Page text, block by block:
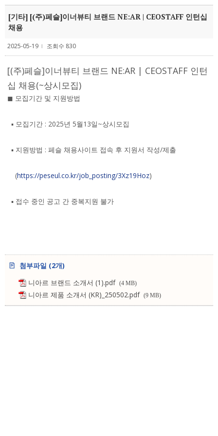
[기타] [(주)페슬]이너뷰티 브랜드 NE:AR | CEOSTAFF 인턴십
채용
2025-05-19 l 조회수 830
[(주)페슬]이너뷰티 브랜드 NE:AR | CEOSTAFF 인턴
십 채용(~상시모집)
◼ 모집기간 및 지원방법
▪ 모집기간 : 2025년 5월13일~상시모집
▪ 지원방법 : 페슬 채용사이트 접속 후 지원서 작성/제출
(https://peseul.co.kr/job_posting/3Xz19Hoz)
▪ 접수 중인 공고 간 중복지원 불가
첨부파일 (2개)
니아르 브랜드 소개서 (1).pdf (4 MB)
니아르 제품 소개서 (KR)_250502.pdf (9 MB)